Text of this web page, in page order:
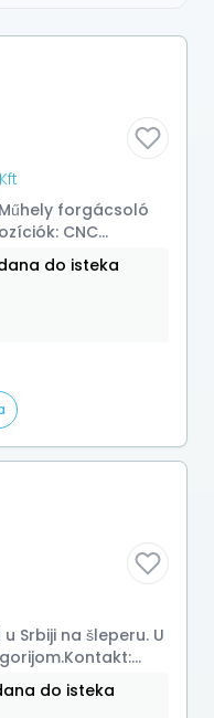
forgácsoló
CNC
CAD/C...
do isteka
Srbiji na šleperu. U
do isteka